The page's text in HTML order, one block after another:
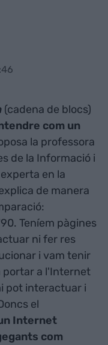
(cadena de blocs)
com un
la professora
de la Informació i
en la
de manera
Teníem pàgines
ni fer res
i vam tenir
portar a l'Internet
pot interactuar i
el
Internet
com